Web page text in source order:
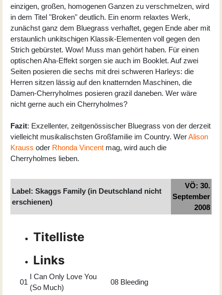
einzigen, großen, homogenen Ganzen zu verschmelzen, wird
in dem Titel "Broken" deutlich. Ein enorm relaxtes Werk,
zunächst ganz dem Bluegrass verhaftet, gegen Ende aber mit
erstaunlich unkitschigen Klassik-Elementen voll gegen den
Strich gebürstet. Wow! Muss man gehört haben. Für einen
optischen Aha-Effekt sorgen sie auch im Booklet. Auf zwei
Seiten posieren die sechs mit drei schweren Harleys: die
Herren sitzen lässig auf den knatternden Maschinen, die
Damen-Cherryholmes posieren grazil daneben. Wer wäre
nicht gerne auch ein Cherryholmes?
Fazit: Exzellenter, zeitgenössischer Bluegrass von der derzeit
vielleicht musikalischsten Großfamilie im Country. WerAlison
Krauss oder Rhonda Vincent mag, wird auch die
Cherryholmes lieben.
Label: Skaggs Family (in Deutschland nicht
erschienen)
VÖ: 30.
September
2008
Titelliste
Links
01
I Can Only Love You
(So Much)
08 Bleeding